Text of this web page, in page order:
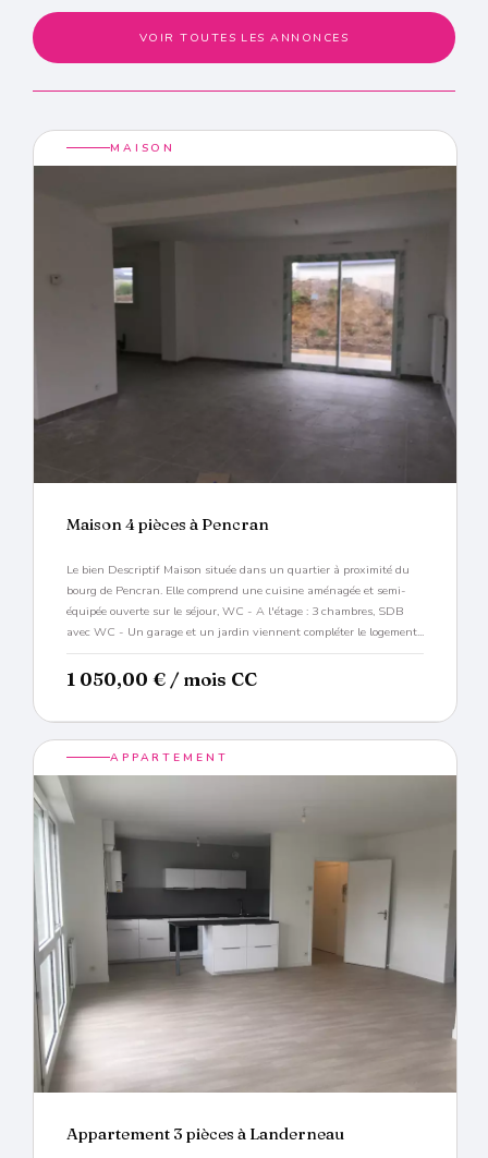
VOIR TOUTES LES ANNONCES
MAISON
Maison 4 pièces à Pencran
Le bien Descriptif Maison située dans un quartier à proximité du
bourg de Pencran. Elle comprend une cuisine aménagée et semi-
équipée ouverte sur le séjour, WC - A l'étage : 3 chambres, SDB
avec WC - Un garage et un jardin viennent compléter le logement...
1 050,00 € / mois CC
APPARTEMENT
Appartement 3 pièces à Landerneau